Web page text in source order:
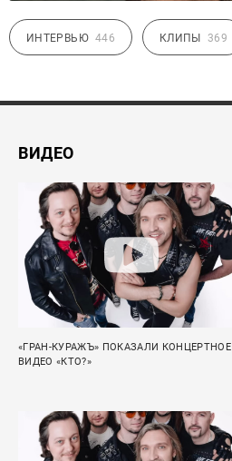
ИНТЕРВЬЮ 446 КЛИПЫ 369
ВИДЕО
«ГРАН-КУРАЖЪ» ПОКАЗАЛИ КОНЦЕРТНОЕ
ВИДЕО «КТО?»